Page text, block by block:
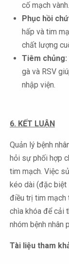
cố mạch vành.
Phục hồi
hấp và tim
chất lượng
Tiêm chủng:
gà và RSV
nhập viện.
6. KẾT LUẬN
Quản lý bệnh
hỏi sự phối hợp
tim mạch. Việc
kéo dài (đặc biệt
điều trị tim mạch
chìa khóa để cải
nhóm bệnh nhân
Tài liệu tham